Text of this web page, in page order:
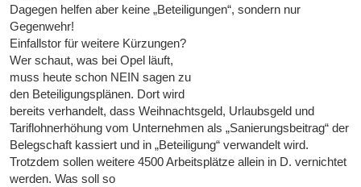
Dagegen helfen aber keine „Beteiligungen“, sondern nur
Gegenwehr!
Einfallstor für weitere Kürzungen?
Wer schaut, was bei Opel läuft,
muss heute schon NEIN sagen zu
den Beteiligungsplänen. Dort wird
bereits verhandelt, dass Weihnachtsgeld, Urlaubsgeld und
Tariflohnerhöhung vom Unternehmen als „Sanierungsbeitrag“ der
Belegschaft kassiert und in „Beteiligung“ verwandelt wird.
Trotzdem sollen weitere 4500 Arbeitsplätze allein in D. vernichtet
werden. Was soll so